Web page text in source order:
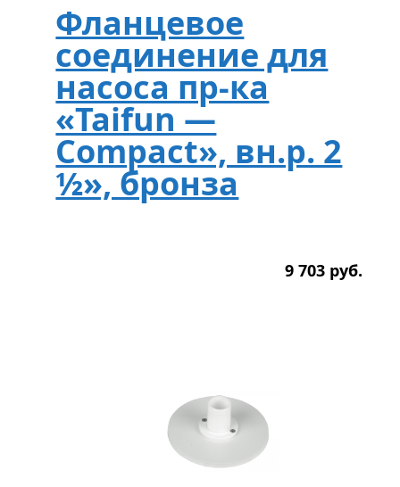
Фланцевое
соединение для
насоса пр-ка
«Taifun —
Compact», вн.р. 2
½», бронза
9 703 руб.